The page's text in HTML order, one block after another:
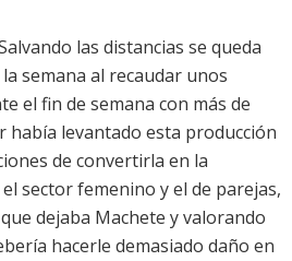
las distancias se queda
semana al recaudar unos
el fin de semana con más de
había levantado esta producción
de convertirla en la
sector femenino y el de parejas,
dejaba Machete y valorando
hacerle demasiado daño en